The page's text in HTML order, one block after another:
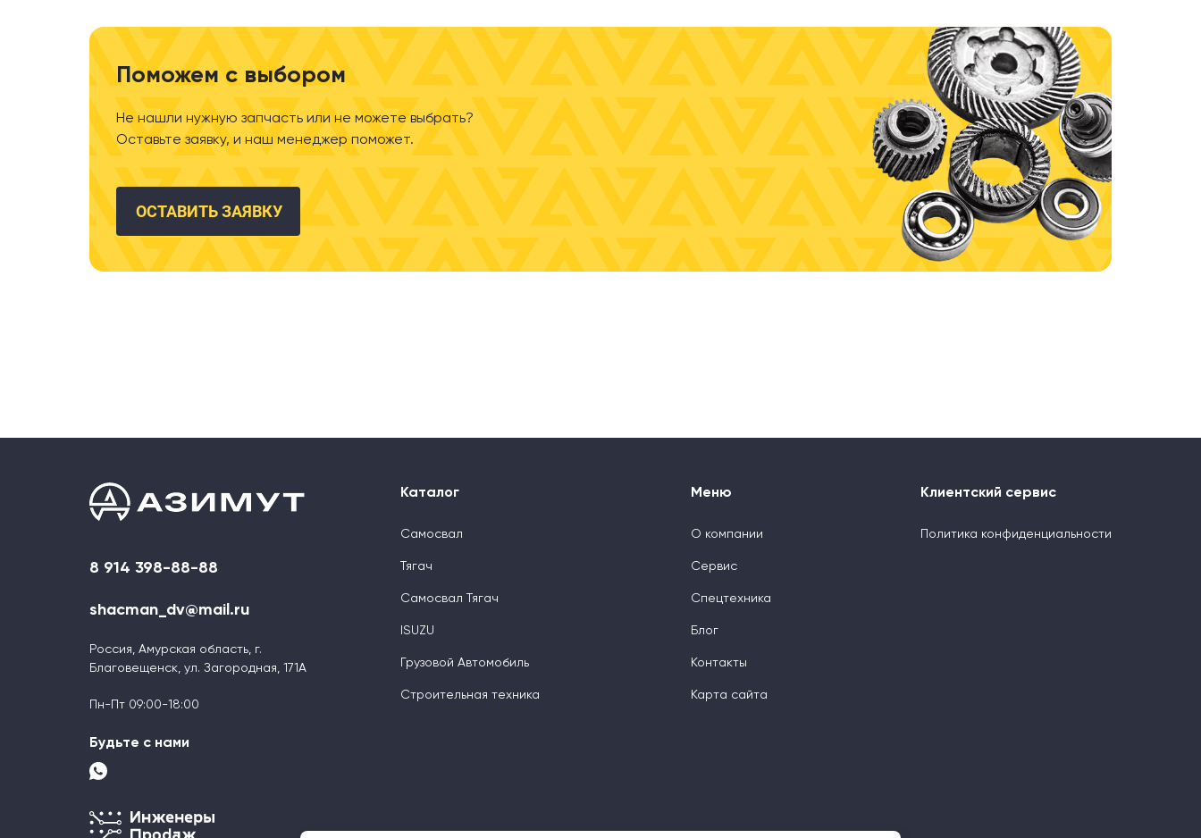
Поможем с выбором
Не нашли нужную запчасть или не можете выбрать?
Оставьте заявку, и наш менеджер поможет.
ОСТАВИТЬ ЗАЯВКУ
8 914 398-88-88
shacman_dv@mail.ru
Россия, Амурская область, г.
Благовещенск, ул. Загородная, 171А
Пн-Пт 09:00-18:00
Каталог
Самосвал
Тягач
Самосвал Тягач
ISUZU
Грузовой Автомобиль
Строительная техника
Меню
О компании
Сервис
Спецтехника
Блог
Контакты
Карта сайта
Клиентский сервис
Политика конфиденциальности
Будьте с нами